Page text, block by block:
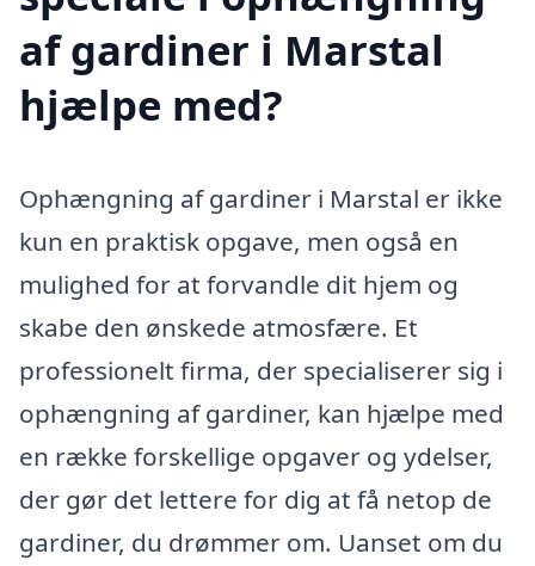
af gardiner i Marstal
hjælpe med?
Ophængning af gardiner i Marstal er ikke
kun en praktisk opgave, men også en
mulighed for at forvandle dit hjem og
skabe den ønskede atmosfære. Et
professionelt firma, der specialiserer sig i
ophængning af gardiner, kan hjælpe med
en række forskellige opgaver og ydelser,
der gør det lettere for dig at få netop de
gardiner, du drømmer om. Uanset om du